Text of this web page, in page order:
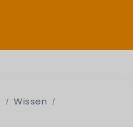
Wissen